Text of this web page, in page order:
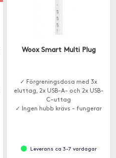
Woox Smart Multi Plug
✓ Förgreningsdosa med 3x
eluttag, 2x USB-A- och 2x USB-
C-uttag
✓ Ingen hubb krävs - fungerar
Leverans ca 3-7 vardagar